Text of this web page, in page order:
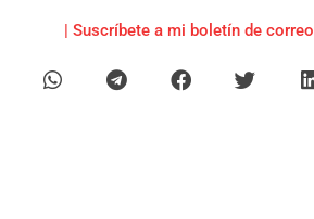
| Suscríbete a mi boletín de correo